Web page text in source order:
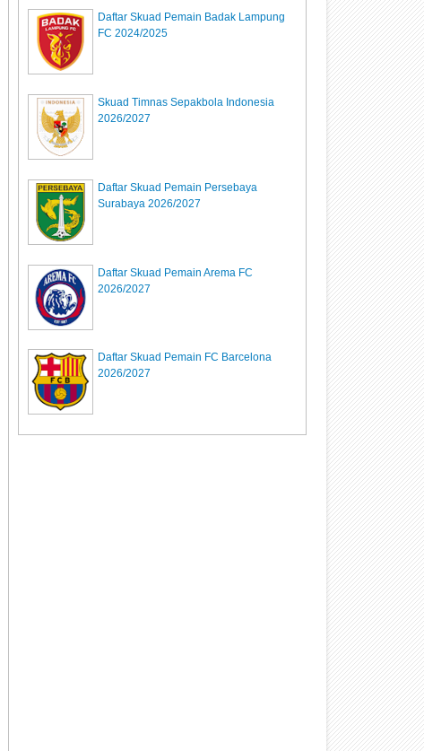
Daftar Skuad Pemain Badak Lampung
FC 2024/2025
Skuad Timnas Sepakbola Indonesia
2026/2027
Daftar Skuad Pemain Persebaya
Surabaya 2026/2027
Daftar Skuad Pemain Arema FC
2026/2027
Daftar Skuad Pemain FC Barcelona
2026/2027